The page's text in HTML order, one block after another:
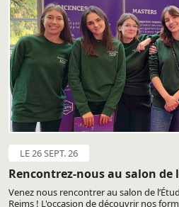
LE 26 SEPT. 26
Rencontrez-nous au salon de
Venez nous rencontrer au salon de
Reims ! L'occasion de découvrir nos